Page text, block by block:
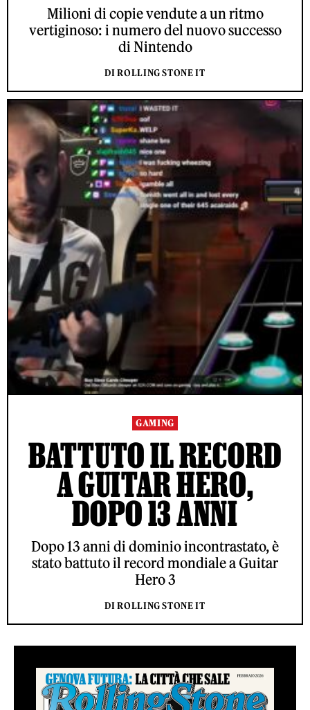
Milioni di copie vendute a un ritmo
vertiginoso: i numero del nuovo successo
di Nintendo
DI ROLLING STONE IT
GAMING
BATTUTO IL RECORD
A GUITAR HERO,
DOPO 13 ANNI
Dopo 13 anni di dominio incontrastato, è
stato battuto il record mondiale a Guitar
Hero 3
DI ROLLING STONE IT